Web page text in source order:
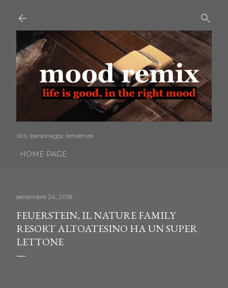
Stili, personaggi, tendenze
HOME PAGE
settembre 24, 2018
FEUERSTEIN, IL NATURE FAMILY
RESORT ALTOATESINO HA UN SUPER
LETTONE